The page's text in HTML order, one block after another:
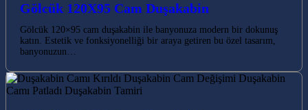
Gölcük 120X95 Cam Duşakabin
Gölcük 120×95 cam duşakabin ile banyonuza modern bir dokunuş
katın. Estetik ve fonksiyonelliği bir araya getiren bu özel tasarım,
banyonuzun…